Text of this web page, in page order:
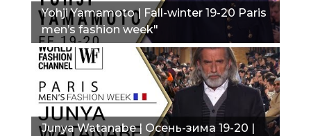
Yohji Yamamoto | Fall-winter 19-20 Paris
men’s fashion week"
Junya Watanabe | Осень-зима 19-20 |